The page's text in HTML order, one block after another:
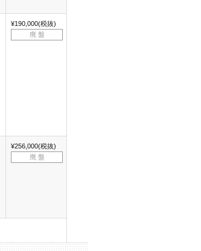
¥190,000(税抜)
廃 盤
¥256,000(税抜)
廃 盤